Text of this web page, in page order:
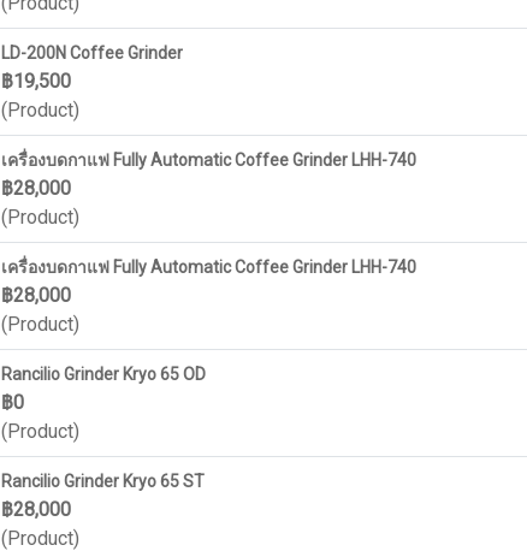
LD-200N Coffee Grinder
฿19,500
(Product)
เครื่องบดกาแฟ Fully Automatic Coffee Grinder LHH-740
฿28,000
(Product)
เครื่องบดกาแฟ Fully Automatic Coffee Grinder LHH-740
฿28,000
(Product)
Rancilio Grinder Kryo 65 OD
฿0
(Product)
Rancilio Grinder Kryo 65 ST
฿28,000
(Product)